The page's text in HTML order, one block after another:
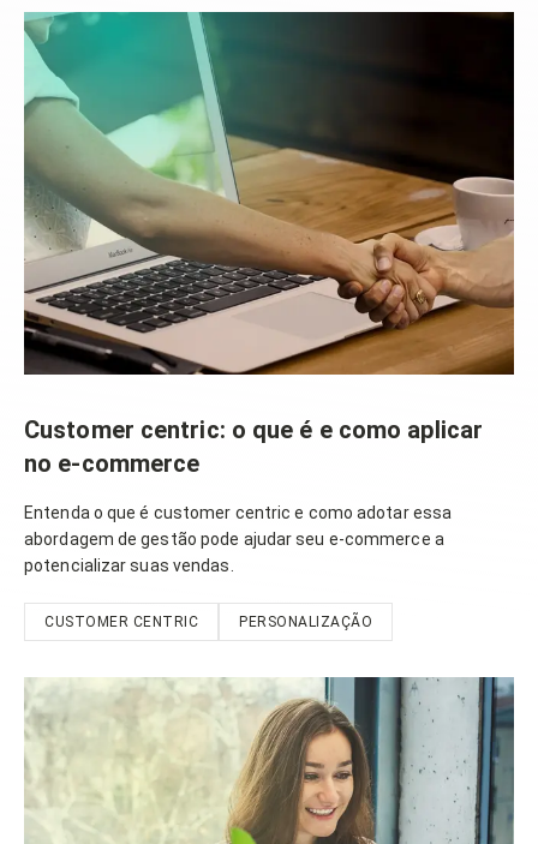
Customer centric: o que é e como aplicar
no e-commerce
Entenda o que é customer centric e como adotar essa
abordagem de gestão pode ajudar seu e-commerce a
potencializar suas vendas.
CUSTOMER CENTRIC PERSONALIZAÇÃO